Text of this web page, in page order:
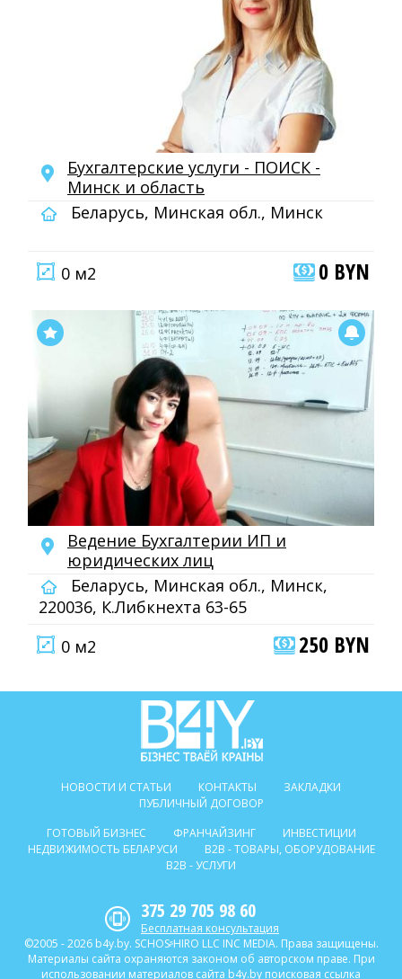
Бухгалтерские услуги - ПОИСК -
Минск и область
Беларусь, Минская обл., Минск
0 м2 0 BYN
Ведение Бухгалтерии ИП и
юридических лиц
Беларусь, Минская обл., Минск,
220036, К.Либкнехта 63-65
0 м2
250 BYN
НОВОСТИ И СТАТЬИ КОНТАКТЫ
ЗАКЛАДКИ
ПУБЛИЧНЫЙ ДОГОВОР
ГОТОВЫЙ БИЗНЕС
ФРАНЧАЙЗИНГ
ИНВЕСТИЦИИ
НЕДВИЖИМОСТЬ БЕЛАРУСИ
B2B - ТОВАРЫ, ОБОРУДОВАНИЕ
B2B - УСЛУГИ
375 29 705 98 60
Бесплатная консультация
©2005 - 2026 b4y.by. SCHOSᶳHIRO LLC INC MEDIA. Права защищены.
Материалы сайта охраняются законом об авторском праве. При
использовании материалов сайта b4y.by поисковая ссылка